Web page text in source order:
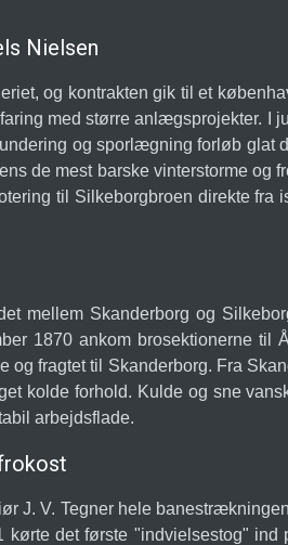
Nielsen
og kontrakten gik til et
med større anlægsprojekter. I
og sporlægning forløb
de mest barske vinterstorme
til Silkeborgbroen direkte
mellem Skanderborg og
1870 ankom brosektionerne
fragtet til Skanderborg. Fra
kolde forhold. Kulde og sne
arbejdsflade.
J. V. Tegner hele
det første "indvielsestog"